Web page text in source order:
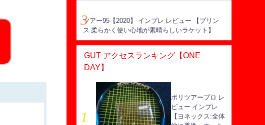
ツアー95【2020】 インプレ レビュー 【プリン
ス 柔らかく使い心地が素晴らしいラケット】
GUT アクセスランキング【ONE
DAY】
ポリツアープロ レ
ビュー インプレ
【ヨネックス:全体